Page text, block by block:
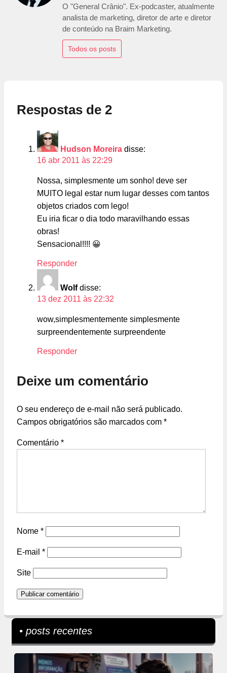
O "General Crânio". Ex-podcaster, atualmente
analista de marketing, diretor de arte e diretor
de conteúdo na Braim Marketing.
Todos os posts
Respostas de 2
Hudson Moreira disse:
16 abr 2011 às 22:29
Nossa, simplesmente um sonho! deve ser
MUITO legal estar num lugar desses com tantos
objetos criados com lego!
Eu iria ficar o dia todo maravilhando essas
obras!
Sensacional!!!! 😀
Responder
Wolf disse:
13 dez 2011 às 22:32
wow,simplesmentemente simplesmente
surpreendentemente surpreendente
Responder
Deixe um comentário
O seu endereço de e-mail não será publicado.
Campos obrigatórios são marcados com *
Comentário *
Nome *
E-mail *
Site
• posts recentes